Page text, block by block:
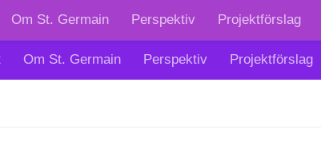
Om St. Germain Perspektiv Projektförslag
Om St. Germain Perspektiv Projektförslag